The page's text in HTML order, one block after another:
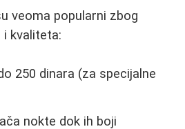
veoma popularni zbog
kvaliteta:
250 dinara (za specijalne
nokte dok ih boji